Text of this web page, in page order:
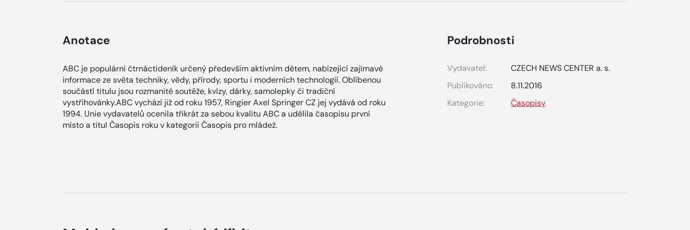
Anotace
ABC je populární čtrnáctideník určený především aktivním dětem, nabízející zajímavé
informace ze světa techniky, vědy, přírody, sportu i moderních technologií. Oblíbenou
součástí titulu jsou rozmanité soutěže, kvízy, dárky, samolepky či tradiční
vystřihovánky.ABC vychází již od roku 1957, Ringier Axel Springer CZ jej vydává od roku
1994. Unie vydavatelů ocenila třikrát za sebou kvalitu ABC a udělila časopisu první
místo a titul Časopis roku v kategorii Časopis pro mládež.
Podrobnosti
Vydavatel:
CZECH NEWS CENTER a. s.
Publikováno:
8.11.2016
Kategorie:
Časopisy